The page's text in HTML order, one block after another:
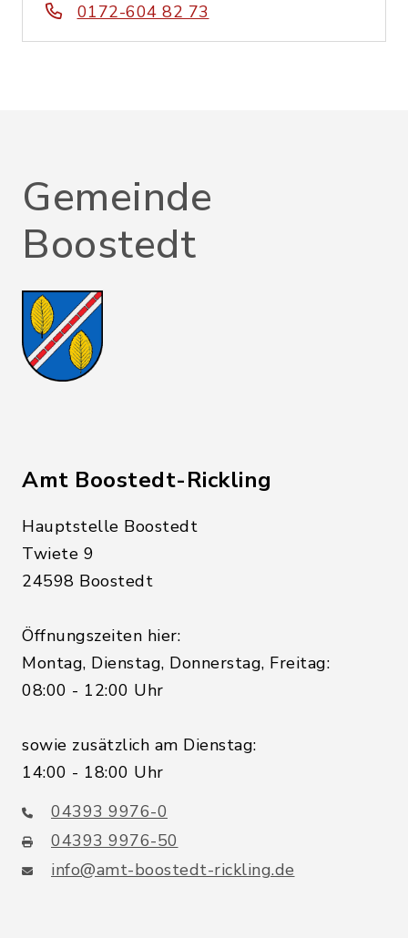
0172-604 82 73
Gemeinde
Boostedt
Amt Boostedt-Rickling
Hauptstelle Boostedt
Twiete 9
24598 Boostedt
Öffnungszeiten hier:
Montag, Dienstag, Donnerstag, Freitag:
08:00 - 12:00 Uhr
sowie zusätzlich am Dienstag:
14:00 - 18:00 Uhr
04393 9976-0
04393 9976-50
info@amt-boostedt-rickling.de